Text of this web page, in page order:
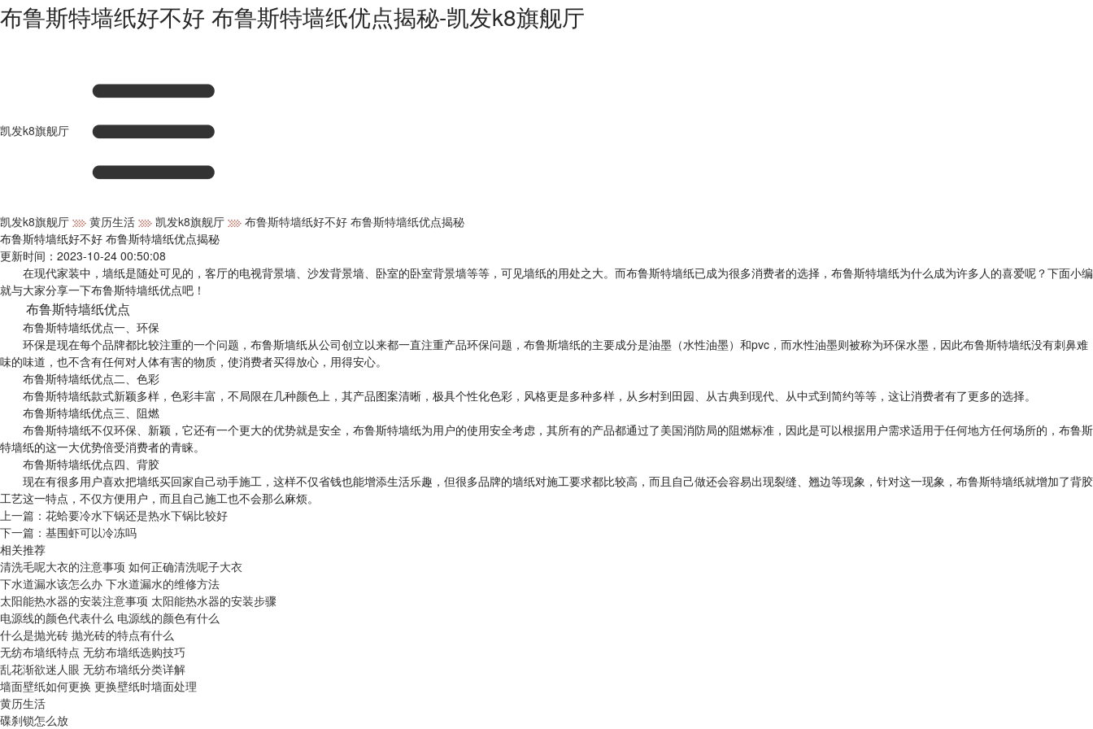
布鲁斯特墙纸好不好 布鲁斯特墙纸优点揭秘-凯发k8旗舰厅
凯发k8旗舰厅
凯发k8旗舰厅 黄历生活 凯发k8旗舰厅
布鲁斯特墙纸好不好 布鲁斯特墙纸优点揭秘
布鲁斯特墙纸好不好 布鲁斯特墙纸优点揭秘
更新时间：2023-10-24 00:50:08
在现代家装中，墙纸是随处可见的，客厅的电视背景墙、沙发背景墙、卧室的卧室背景墙等等，可见墙纸的用处之大。而布鲁斯特墙纸已成为很多消费者的选择，布鲁斯特墙纸为什么成为许多人的喜爱呢？下面小编
就与大家分享一下布鲁斯特墙纸优点吧！
布鲁斯特墙纸优点
布鲁斯特墙纸优点一、环保
环保是现在每个品牌都比较注重的一个问题，布鲁斯墙纸从公司创立以来都一直注重产品环保问题，布鲁斯墙纸的主要成分是油墨（水性油墨）和pvc，而水性油墨则被称为环保水墨，因此布鲁斯特墙纸没有刺鼻难
味的味道，也不含有任何对人体有害的物质，使消费者买得放心，用得安心。
布鲁斯特墙纸优点二、色彩
布鲁斯特墙纸款式新颖多样，色彩丰富，不局限在几种颜色上，其产品图案清晰，极具个性化色彩，风格更是多种多样，从乡村到田园、从古典到现代、从中式到简约等等，这让消费者有了更多的选择。
布鲁斯特墙纸优点三、阻燃
布鲁斯特墙纸不仅环保、新颖，它还有一个更大的优势就是安全，布鲁斯特墙纸为用户的使用安全考虑，其所有的产品都通过了美国消防局的阻燃标准，因此是可以根据用户需求适用于任何地方任何场所的，布鲁斯
特墙纸的这一大优势倍受消费者的青睐。
布鲁斯特墙纸优点四、背胶
现在有很多用户喜欢把墙纸买回家自己动手施工，这样不仅省钱也能增添生活乐趣，但很多品牌的墙纸对施工要求都比较高，而且自己做还会容易出现裂缝、翘边等现象，针对这一现象，布鲁斯特墙纸就增加了背胶
工艺这一特点，不仅方便用户，而且自己施工也不会那么麻烦。
上一篇： 花蛤要冷水下锅还是热水下锅比较好
下一篇： 基围虾可以冷冻吗
相关推荐
清洗毛呢大衣的注意事项 如何正确清洗呢子大衣
下水道漏水该怎么办 下水道漏水的维修方法
太阳能热水器的安装注意事项 太阳能热水器的安装步骤
电源线的颜色代表什么 电源线的颜色有什么
什么是抛光砖 抛光砖的特点有什么
无纺布墙纸特点 无纺布墙纸选购技巧
乱花渐欲迷人眼 无纺布墙纸分类详解
墙面壁纸如何更换 更换壁纸时墙面处理
黄历生活
碟刹锁怎么放